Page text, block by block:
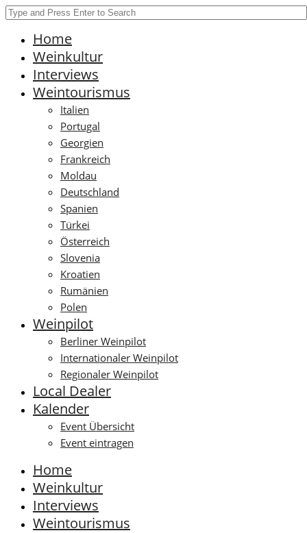
Home
Weinkultur
Interviews
Weintourismus
Italien
Portugal
Georgien
Frankreich
Moldau
Deutschland
Spanien
Türkei
Österreich
Slovenia
Kroatien
Rumänien
Polen
Weinpilot
Berliner Weinpilot
Internationaler Weinpilot
Regionaler Weinpilot
Local Dealer
Kalender
Event Übersicht
Event eintragen
Home
Weinkultur
Interviews
Weintourismus